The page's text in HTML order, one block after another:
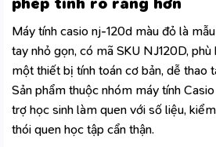
Máy tính casio nj-120d màu đỏ là
tay nhỏ gọn, có mã SKU NJ120D,
một thiết bị tính toán cơ bản, dễ thao
Sản phẩm thuộc nhóm máy tính
trợ học sinh làm quen với số liệu,
thói quen học tập cẩn thận.